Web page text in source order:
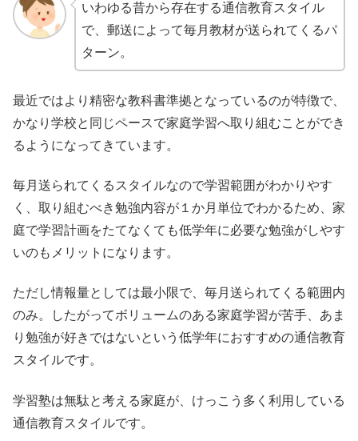
いわゆる昔から存在する通信教育スタイル
で、郵送によって毎月教材が送られてくるパ
ターン。
最近ではより精密な教科書準拠となっているのが特徴で、
かなり学校と同じペースで家庭学習へ取り組むことができ
るようになってきています。
毎月送られてくるスタイルなので学習範囲がわかりやす
く、取り組むべき勉強内容が１か月単位でわかるため、家
庭で学習計画をたてなくても低学年に必要な勉強がしやす
いのもメリットになります。
ただし情報量としては最小限で、毎月送られてくる範囲内
のみ。したがってボリュームのある家庭学習が苦手、あま
り勉強が好きではないという低学年におすすめの通信教育
スタイルです。
学習塾は無駄と考える家庭が、けっこう多く利用している
通信教育スタイルです。